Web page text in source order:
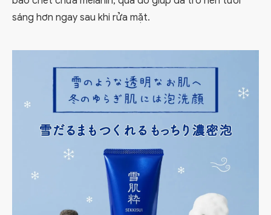
sáng hơn ngay sau khi rửa mặt.